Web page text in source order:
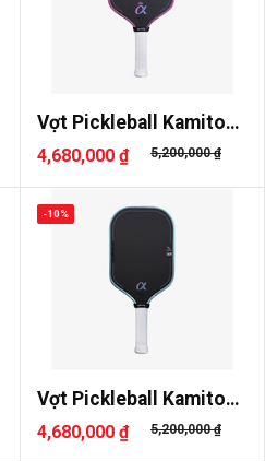
Vợt Pickleball Kamito
Alpha-..
4,680,000 ₫ 5,200,000 ₫
Vợt Pickleball Kamito
Alpha-..
4,680,000 ₫ 5,200,000 ₫
-10%